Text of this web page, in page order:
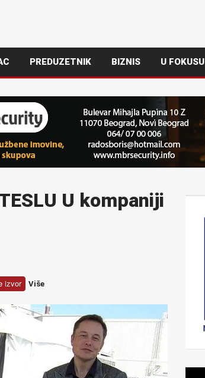
PREDUZETNIK BIZNIS U FOKUSU
U kompaniji
izvor Više